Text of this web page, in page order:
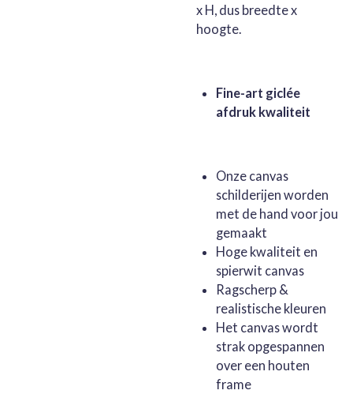
x H, dus breedte x
hoogte.
Fine-art giclée
afdruk kwaliteit
Onze canvas
schilderijen worden
met de hand voor jou
gemaakt
Hoge kwaliteit en
spierwit canvas
Ragscherp &
realistische kleuren
Het canvas wordt
strak opgespannen
over een houten
frame